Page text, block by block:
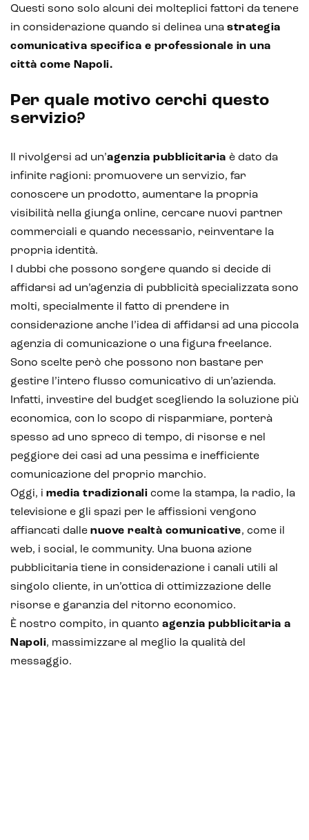
Questi sono solo alcuni dei molteplici fattori da tenere
in considerazione quando si delinea una strategia
comunicativa specifica e professionale in una
città come Napoli.
Per quale motivo cerchi questo
servizio?
Il rivolgersi ad un’agenzia pubblicitaria è dato da
infinite ragioni: promuovere un servizio, far
conoscere un prodotto, aumentare la propria
visibilità nella giunga online, cercare nuovi partner
commerciali e quando necessario, reinventare la
propria identità.
I dubbi che possono sorgere quando si decide di
affidarsi ad un’agenzia di pubblicità specializzata sono
molti, specialmente il fatto di prendere in
considerazione anche l’idea di affidarsi ad una piccola
agenzia di comunicazione o una figura freelance.
Sono scelte però che possono non bastare per
gestire l’intero flusso comunicativo di un’azienda.
Infatti, investire del budget scegliendo la soluzione più
economica, con lo scopo di risparmiare, porterà
spesso ad uno spreco di tempo, di risorse e nel
peggiore dei casi ad una pessima e inefficiente
comunicazione del proprio marchio.
Oggi, i media tradizionali come la stampa, la radio, la
televisione e gli spazi per le affissioni vengono
affiancati dalle nuove realtà comunicative, come il
web, i social, le community. Una buona azione
pubblicitaria tiene in considerazione i canali utili al
singolo cliente, in un’ottica di ottimizzazione delle
risorse e garanzia del ritorno economico.
È nostro compito, in quanto agenzia pubblicitaria a
Napoli, massimizzare al meglio la qualità del
messaggio.